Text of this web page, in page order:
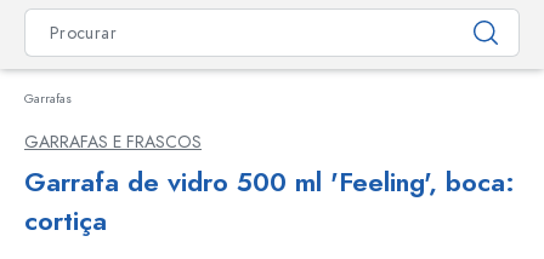
Garrafas
GARRAFAS E FRASCOS
Garrafa de vidro 500 ml 'Feeling', boca:
cortiça